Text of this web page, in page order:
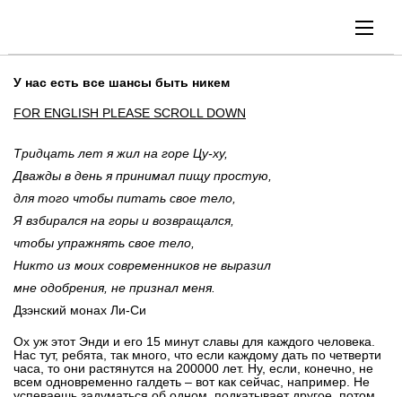
У нас есть все шансы быть никем
FOR ENGLISH PLEASE SCROLL DOWN
Тридцать лет я жил на горе Цу-ху,
Дважды в день я принимал пищу простую,
для того чтобы питать свое тело,
Я взбирался на горы и возвращался,
чтобы упражнять свое тело,
Никто из моих современников не выразил
мне одобрения, не признал меня.
Дзэнский монах Ли-Си
Ох уж этот Энди и его 15 минут славы для каждого человека.
Нас тут, ребята, так много, что если каждому дать по четверти
часа, то они растянутся на 200000 лет. Ну, если, конечно, не
всем одновременно галдеть – вот как сейчас, например. Не